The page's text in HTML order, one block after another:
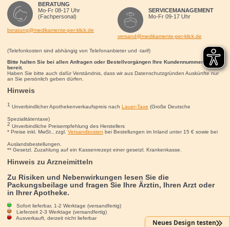
Neues Design testen
BERATUNG
Mo-Fr 08-17 Uhr
(Fachpersonal)
beratung@medikamente-per-klick.de
SERVICEMANAGEMENT
Mo-Fr 09-17 Uhr
versand@medikamente-per-klick.de
(Telefonkosten sind abhängig von Telefonanbieter und -tarif)
Bitte halten Sie bei allen Anfragen oder Bestellvorgängen Ihre Kundennummer für uns
bereit.
Haben Sie bitte auch dafür Verständnis, dass wir aus Datenschutzgründen Auskünfte nur
an Sie persönlich geben dürfen.
Hinweis
1 Unverbindlicher Apothekenverkaufspreis nach Lauer-Taxe (Große Deutsche
Spezialitätentaxe)
2 Unverbindliche Preisempfehlung des Herstellers
* Preise inkl. MwSt., zzgl. Versandkosten bei Bestellungen im Inland unter 15 €sowie bei
Auslandsbestellungen.
** Gesetzl. Zuzahlung auf ein Kassenrezept einer gesetzl. Krankenkasse.
Hinweis zu Arzneimitteln
Zu Risiken und Nebenwirkungen lesen Sie die
Packungsbeilage und fragen Sie Ihre Ärztin, Ihren Arzt oder
in Ihrer Apotheke.
Sofort lieferbar, 1-2 Werktage (versandfertig)
Lieferzeit 2-3 Werktage (versandfertig)
Ausverkauft, derzeit nicht lieferbar